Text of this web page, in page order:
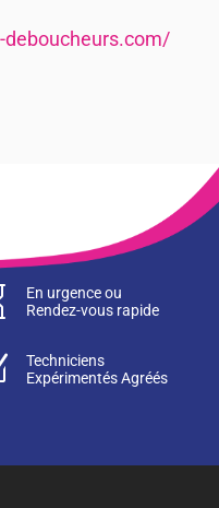
En urgence ou
Rendez-vous rapide
Techniciens
Expérimentés Agréés